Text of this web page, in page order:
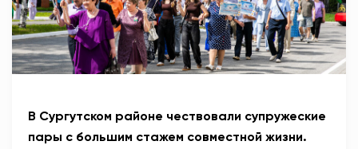
НОВОСТИ
ОФИЦИАЛЬНО
В Сургутском районе чествовали супружеские
пары с большим стажем совместной жизни.